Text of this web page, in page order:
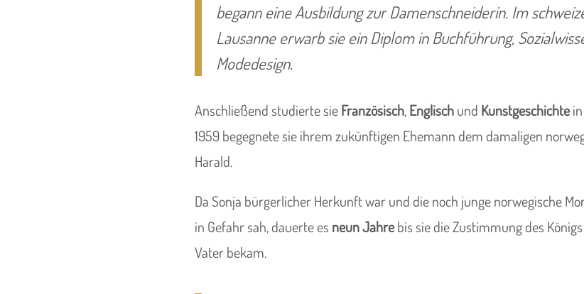
begann eine Ausbildung zur Damenschneiderin. Im
Lausanne erwarb sie ein Diplom in Buchführung,
Modedesign.
Anschließend studierte sieFranzösisch,Englischund Kunstgeschichtein
1959 begegnete sie ihrem zukünftigen Ehemann dem damaligen
Harald.
Da Sonja bürgerlicher Herkunft war und die noch junge norwegische
in Gefahr sah, dauerte es neun Jahrebis sie die Zustimmung des Königs
Vater bekam.